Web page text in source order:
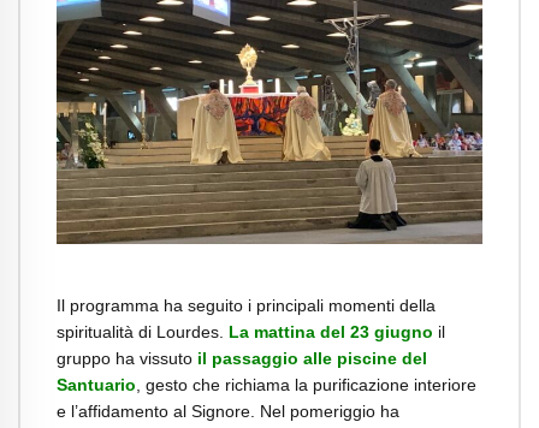
Il programma ha seguito i principali momenti della
spiritualità di Lourdes. La mattina del 23 giugno il
gruppo ha vissuto il passaggio alle piscine del
Santuario , gesto che richiama la purificazione interiore
e l’affidamento al Signore. Nel pomeriggio ha